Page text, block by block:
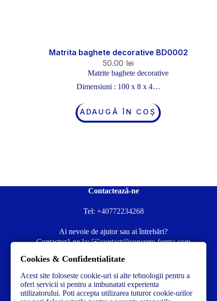
Matrita baghete decorative BD0002
50.00 lei
Matrite baghete decorative
Dimensiuni : 100 x 8 x 4…
ADAUGĂ ÎN COȘ
Contactează-ne
Tel: +40772234268
Ai nevoie de ajutor sau ai întrebări?
Contacteză-ne la:✉️contact@concrete-forma.com
Cookies & Confidentialitate
Acest site foloseste cookie-uri si alte tehnologii pentru a
oferi servicii si pentru a imbunatati experienta
utilizatorului. Poti accepta utilizarea tuturor cookie-urilor